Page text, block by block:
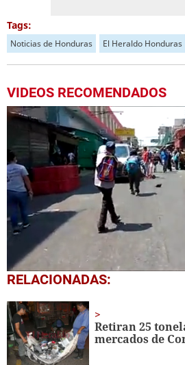
Tags:
Noticias de Honduras El Heraldo Honduras
VIDEOS RECOMENDADOS
0
seconds
1
minute,
7
seconds
RELACIONADAS:
Retiran 25
mercados de